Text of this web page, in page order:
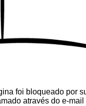
foi bloqueado por
através do e-mail